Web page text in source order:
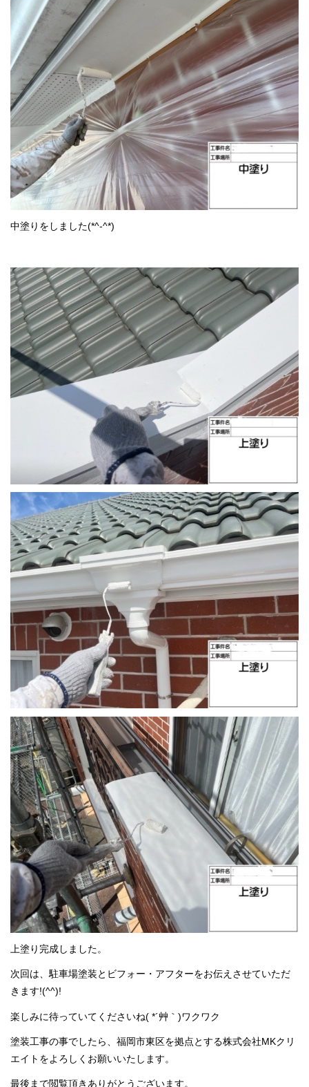
中塗りをしました(*^-^*)
上塗り完成しました。
次回は、駐車場塗装とビフォー・アフターをお伝えさせていただ
きます!(^^)!
楽しみに待っていてくださいね( *´艸｀)ワクワク
塗装工事の事でしたら、福岡市東区を拠点とする株式会社MKクリ
エイトをよろしくお願いいたします。
最後まで閲覧頂きありがとうございます。